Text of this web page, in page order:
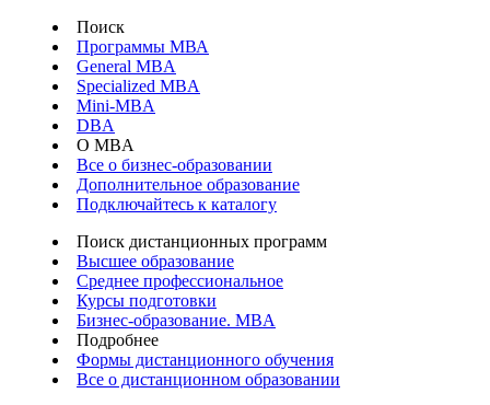
Поиск
Программы МВА
General MBA
Specialized MBA
Mini-MBA
DBA
О MBA
Все о бизнес-образовании
Дополнительное образование
Подключайтесь к каталогу
Поиск дистанционных программ
Высшее образование
Среднее профессиональное
Курсы подготовки
Бизнес-образование. MBA
Подробнее
Формы дистанционного обучения
Все о дистанционном образовании